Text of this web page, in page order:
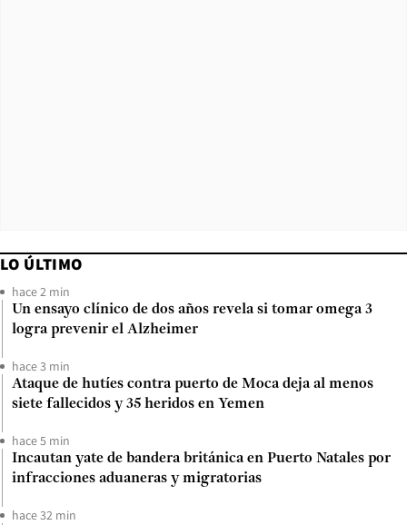
LO ÚLTIMO
hace 2 min
Un ensayo clínico de dos años revela si tomar omega 3
logra prevenir el Alzheimer
hace 3 min
Ataque de hutíes contra puerto de Moca deja al menos
siete fallecidos y 35 heridos en Yemen
hace 5 min
Incautan yate de bandera británica en Puerto Natales por
infracciones aduaneras y migratorias
hace 32 min